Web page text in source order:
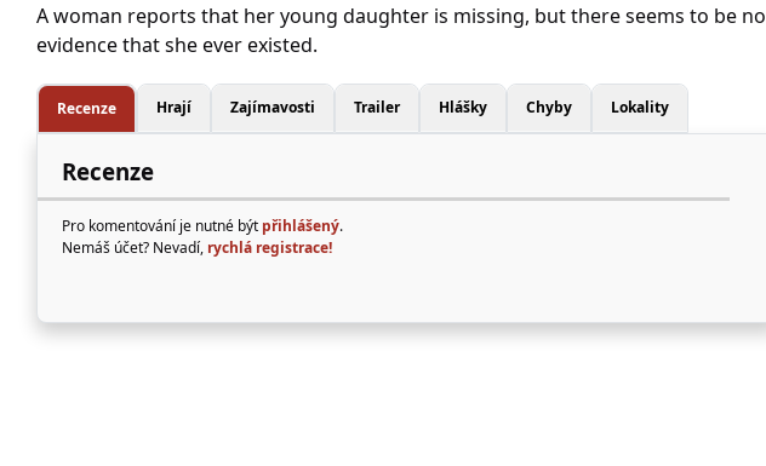
A woman reports that her young daughter is missing, but there seems to be no
evidence that she ever existed.
Recenze Hrají Zajímavosti Trailer Hlášky Chyby Lokality
Recenze
Pro komentování je nutné být přihlášený.
Nemáš účet? Nevadí, rychlá registrace!